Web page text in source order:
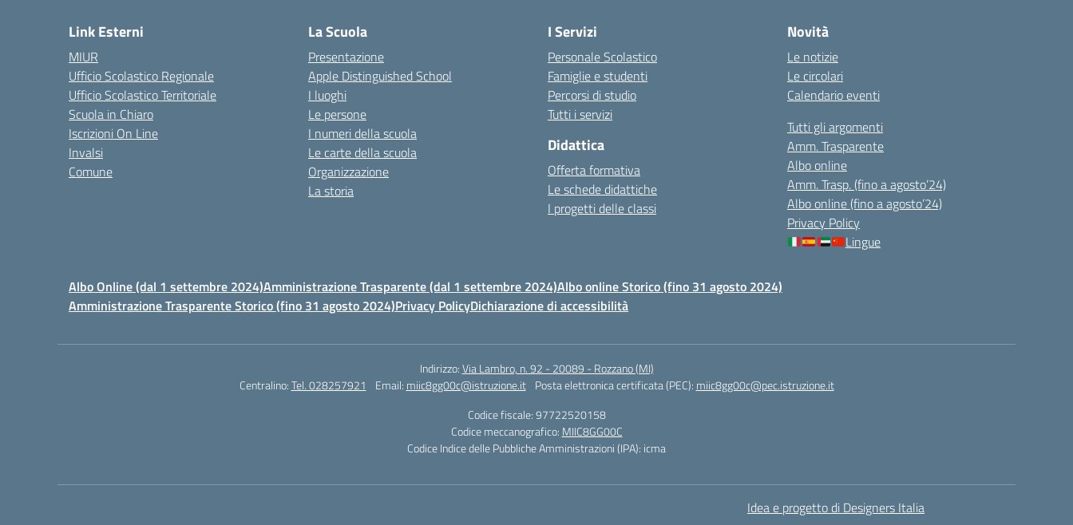
Link Esterni
MIUR
Ufficio Scolastico Regionale
Ufficio Scolastico Territoriale
Scuola in Chiaro
Iscrizioni On Line
Invalsi
Comune
La Scuola
Presentazione
Apple Distinguished School
I luoghi
Le persone
I numeri della scuola
Le carte della scuola
Organizzazione
La storia
I Servizi
Personale Scolastico
Famiglie e studenti
Percorsi di studio
Tutti i servizi
Didattica
Offerta formativa
Le schede didattiche
I progetti delle classi
Novità
Le notizie
Le circolari
Calendario eventi
Tutti gli argomenti
Amm. Trasparente
Albo online
Amm. Trasp. (fino a agosto’24)
Albo online (fino a agosto’24)
Privacy Policy
Lingue
Albo Online (dal 1 settembre 2024)Amministrazione Trasparente (dal 1 settembre 2024)Albo online Storico (fino 31 agosto 2024)
Amministrazione Trasparente Storico (fino 31 agosto 2024)Privacy PolicyDichiarazione di accessibilità
Indirizzo:Via Lambro, n. 92 - 20089 - Rozzano (MI)
Centralino:Tel. 028257921 Email: miic8gg00c@istruzione.it Posta elettronica certificata (PEC): miic8gg00c@pec.istruzione.it
Codice fiscale: 97722520158
Codice meccanografico: MIIC8GG00C
Codice Indice delle Pubbliche Amministrazioni (IPA): icma
Idea e progetto di Designers Italia